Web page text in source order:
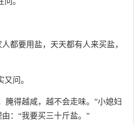
都要用盐，天天都有人来买盐，
又问。
腌得越咸，越不会走味。”小媳妇
：“我要买三十斤盐。”